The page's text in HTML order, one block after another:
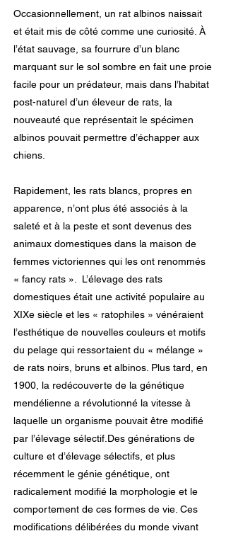
Occasionnellement, un rat albinos naissait
et était mis de côté comme une curiosité. À
l’état sauvage, sa fourrure d’un blanc
marquant sur le sol sombre en fait une proie
facile pour un prédateur, mais dans l’habitat
post-naturel d’un éleveur de rats, la
nouveauté que représentait le spécimen
albinos pouvait permettre d’échapper aux
chiens.
Rapidement, les rats blancs, propres en
apparence, n’ont plus été associés à la
saleté et à la peste et sont devenus des
animaux domestiques dans la maison de
femmes victoriennes qui les ont renommés
« fancy rats ». L’élevage des rats
domestiques était une activité populaire au
XIXe siècle et les « ratophiles » vénéraient
l’esthétique de nouvelles couleurs et motifs
du pelage qui ressortaient du « mélange »
de rats noirs, bruns et albinos. Plus tard, en
1900, la redécouverte de la génétique
mendélienne a révolutionné la vitesse à
laquelle un organisme pouvait être modifié
par l’élevage sélectif.Des générations de
culture et d’élevage sélectifs, et plus
récemment le génie génétique, ont
radicalement modifié la morphologie et le
comportement de ces formes de vie. Ces
modifications délibérées du monde vivant